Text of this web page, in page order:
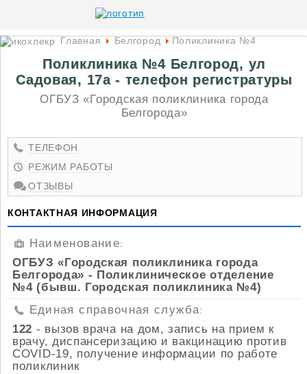
Главная Белгород Поликлиника №4
Поликлиника №4 Белгород, ул
Садовая, 17а - телефон регистратуры
ОГБУЗ «Городская поликлиника города
Белгорода»
ТЕЛЕФОН
РЕЖИМ РАБОТЫ
ОТЗЫВЫ
КОНТАКТНАЯ ИНФОРМАЦИЯ
Наименование:
ОГБУЗ «Городская поликлиника города
Белгорода» - Поликлиническое отделение
№4 (бывш. Городская поликлиника №4)
Единая справочная служба:
122 - вызов врача на дом, запись на прием к
врачу, диспансеризацию и вакцинацию против
COVID-19, получение информации по работе
поликлиник